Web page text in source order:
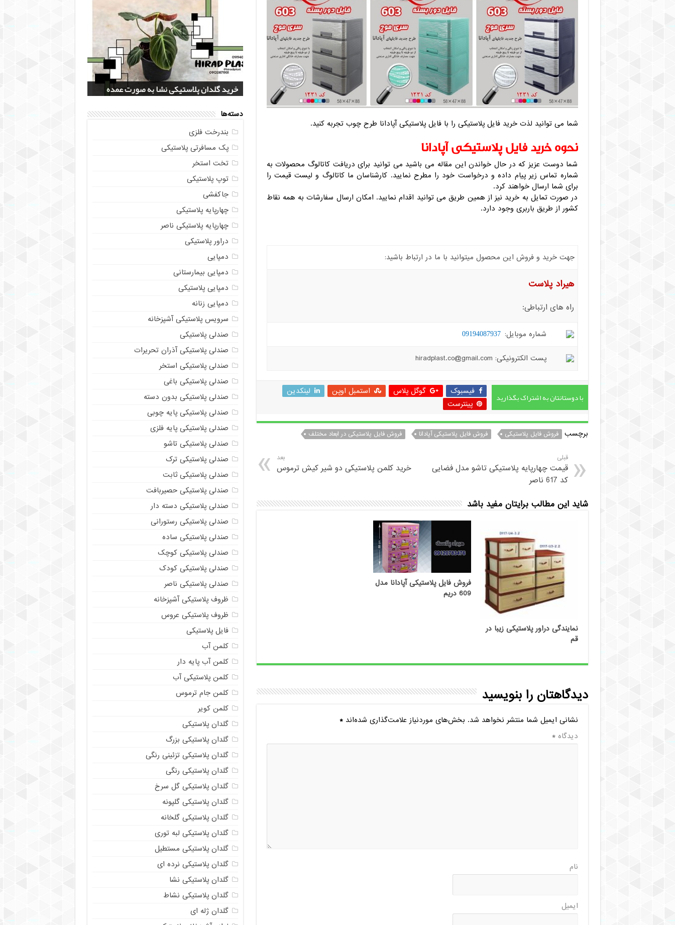
شما می توانید لذت خرید فایل پلاستیکی را با فایل پلاستیکی آپادانا طرح چوب تجربه کنید.
نحوه خرید فایل پلاستیکی آپادانا
شما دوست عزیز که در حال خواندن این مقاله می باشید می توانید برای دریافت کاتالوگ محصولات به
شماره تماس زیر پیام داده و درخواست خود را مطرح نمایید. کارشناسان ما کاتالوگ و لیست قیمت را
برای شما ارسال خواهند کرد.
در صورت تمایل به خرید نیز از همین طریق می توانید اقدام نمایید. امکان ارسال سفارشات به همه نقاط
کشور از طریق باربری وجود دارد.
جهت خرید و فروش این محصول میتوانید با ما در ارتباط باشید:
هیراد پلاست
راه های ارتباطی:
شماره موبایل: 09194087937
پست الکترونیکی: hiradplast.co@gmail.com
با دوستانتان به اشتراک بگذارید فیسبوک گوگل پلاس استمبل اوپن
لینکدین
پینترست
برچسب فروش فایل پلاستیکی فروش فایل پلاستیکی آپادانا فروش فایل پلاستیکی در ابعاد مختلف
قبلی
قیمت چهارپایه پلاستیکی تاشو مدل فضایی
کد 617 ناصر
بعد
خرید کلمن پلاستیکی دو شیر کیش ترموس
شاید این مطالب برایتان مفید باشد
نمایندگی دراور پلاستیکی زیبا در
قم
فروش فایل پلاستیکی آپادانا مدل
609 دریم
دیدگاهتان را بنویسید
نشانی ایمیل شما منتشر نخواهد شد. بخش‌های موردنیاز علامت‌گذاری شده‌اند*
دیدگاه*
نام
ایمیل
4 مدل گلدان پلاستیکی خورجینی + (عکس و
مشخصات)
خرید چهارپایه ناصر پلاستیک کد 518 + قیمت
1404
خرید گلدان پلاستیکی نشا به صورت عمده
پخش عمده صندلی پلاستیکی دسته دار 889
ناصر + قیمت روز
خرید سرویس جهیزیه پلاستیکی هوم کت +
مستقیم از تولیدی
دسته‌ها
بندرخت فلزی
پک مسافرتی پلاستیکی
تخت استخر
توپ پلاستیکی
جاکفشی
چهارپایه پلاستیکی
چهارپایه پلاستیکی ناصر
دراور پلاستیکی
دمپایی
دمپایی بیمارستانی
دمپایی پلاستیکی
دمپایی زنانه
سرویس پلاستیکی آشپزخانه
صندلی پلاستیکی
صندلی پلاستیکی آذران تحریرات
صندلی پلاستیکی استخر
صندلی پلاستیکی باغی
صندلی پلاستیکی بدون دسته
صندلی پلاستیکی پایه چوبی
صندلی پلاستیکی پایه فلزی
صندلی پلاستیکی تاشو
صندلی پلاستیکی ترک
صندلی پلاستیکی ثابت
صندلی پلاستیکی حصیربافت
صندلی پلاستیکی دسته دار
صندلی پلاستیکی رستورانی
صندلی پلاستیکی ساده
صندلی پلاستیکی کوچک
صندلی پلاستیکی کودک
صندلی پلاستیکی ناصر
ظروف پلاستیکی آشپزخانه
ظروف پلاستیکی عروس
فایل پلاستیکی
کلمن آب
کلمن آب پایه دار
کلمن پلاستیکی آب
کلمن جام ترموس
کلمن کویر
گلدان پلاستیکی
گلدان پلاستیکی بزرگ
گلدان پلاستیکی تزئینی رنگی
گلدان پلاستیکی رنگی
گلدان پلاستیکی گل سرخ
گلدان پلاستیکی گلپونه
گلدان پلاستیکی گلخانه
گلدان پلاستیکی لبه توری
گلدان پلاستیکی مستطیل
گلدان پلاستیکی نرده ای
گلدان پلاستیکی نشا
گلدان پلاستیکی نشاط
گلدان ژله ای